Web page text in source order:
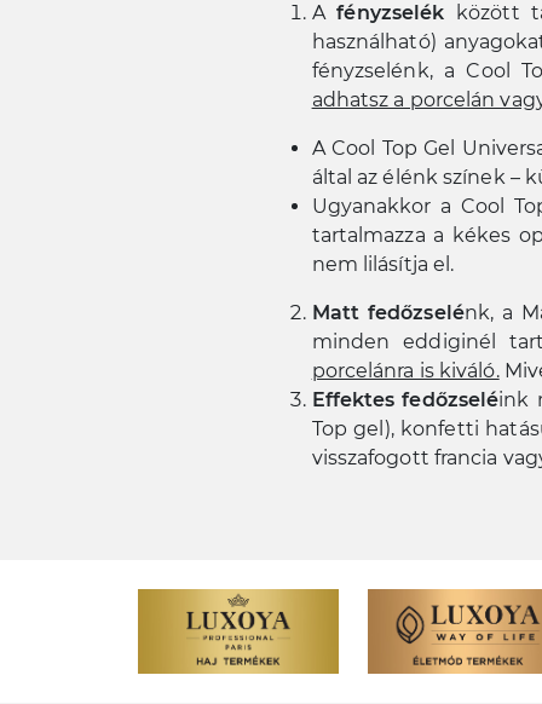
Afényzselék között
használható)
fényzselénk, a Cool
adhatsz a porcelán
A Cool Top Gel
által az élénk színek –
Ugyanakkor a Cool
tartalmazza a kékes
nem lilásítja el.
Matt fedőzselénk, a
minden eddiginél
porcelánra is kiváló.
Effektes fedőzseléink
Top gel), konfetti
visszafogott francia